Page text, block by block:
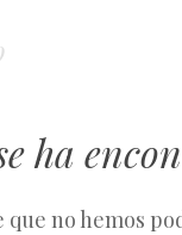
ha
que no hemos